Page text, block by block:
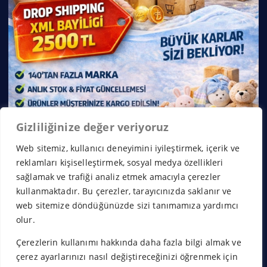
Gizliliğinize değer veriyoruz
Web sitemiz, kullanıcı deneyimini iyileştirmek, içerik ve
reklamları kişiselleştirmek, sosyal medya özellikleri
sağlamak ve trafiği analiz etmek amacıyla çerezler
kullanmaktadır. Bu çerezler, tarayıcınızda saklanır ve
web sitemize döndüğünüzde sizi tanımamıza yardımcı
olur.
Çerezlerin kullanımı hakkında daha fazla bilgi almak ve
çerez ayarlarınızı nasıl değiştireceğinizi öğrenmek için
Copyright © 2026 Franchise Borsası | Powered by
Themes